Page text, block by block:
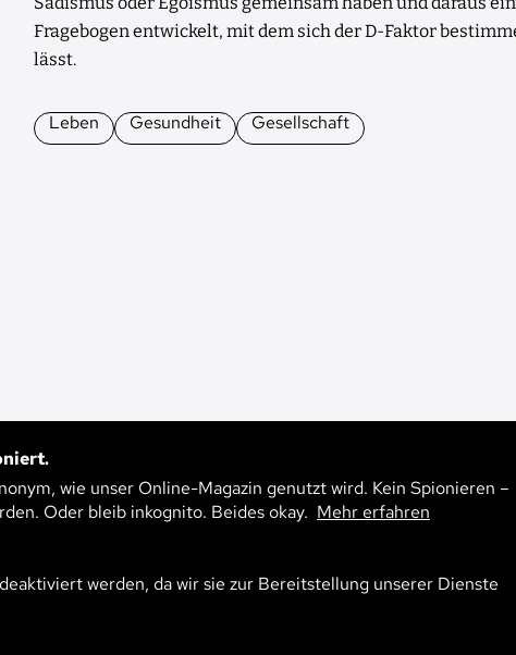
Fragebogen entwickelt, mit dem sich der D-Faktor
lässt.
Leben Gesundheit Gesellschaft
Hilbig
24925
wie unser Online-Magazin genutzt wird. Kein Spionieren –
Oder bleib inkognito. Beides okay. Mehr erfahren
werden, da wir sie zur Bereitstellung unserer Dienste